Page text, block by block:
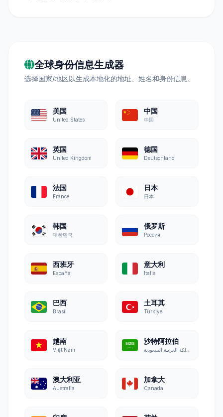
全球身份信息生成器
选择国家/地区以生成本地化的地址、姓名和身份信息。
美国
United States
中国
中国
英国
United Kingdom
德国
Deutschland
法国
France
日本
日本
韩国
대한민국
俄罗斯
Россия
西班牙
España
意大利
Italia
巴西
Brasil
土耳其
Türkiye
越南
Việt Nam
沙特阿拉伯
澳大利亚
Australia
加拿大
Canada